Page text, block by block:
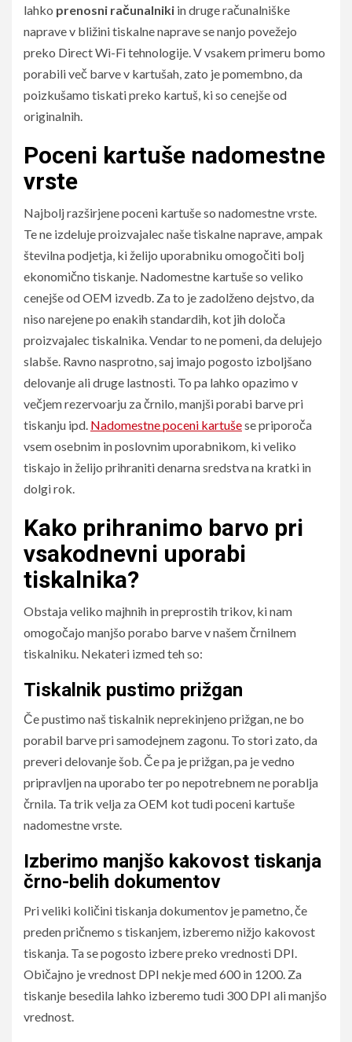
lahko prenosni računalniki in druge računalniške
naprave v bližini tiskalne naprave se nanjo povežejo
preko Direct Wi-Fi tehnologije. V vsakem primeru bomo
porabili več barve v kartušah, zato je pomembno, da
poizkušamo tiskati preko kartuš, ki so cenejše od
originalnih.
Poceni kartuše nadomestne
vrste
Najbolj razširjene poceni kartuše so nadomestne vrste.
Te ne izdeluje proizvajalec naše tiskalne naprave, ampak
številna podjetja, ki želijo uporabniku omogočiti bolj
ekonomično tiskanje. Nadomestne kartuše so veliko
cenejše od OEM izvedb. Za to je zadolženo dejstvo, da
niso narejene po enakih standardih, kot jih določa
proizvajalec tiskalnika. Vendar to ne pomeni, da delujejo
slabše. Ravno nasprotno, saj imajo pogosto izboljšano
delovanje ali druge lastnosti. To pa lahko opazimo v
večjem rezervoarju za črnilo, manjši porabi barve pri
tiskanju ipd. Nadomestne poceni kartušese priporoča
vsem osebnim in poslovnim uporabnikom, ki veliko
tiskajo in želijo prihraniti denarna sredstva na kratki in
dolgi rok.
Kako prihranimo barvo pri
vsakodnevni uporabi
tiskalnika?
Obstaja veliko majhnih in preprostih trikov, ki nam
omogočajo manjšo porabo barve v našem črnilnem
tiskalniku. Nekateri izmed teh so:
Tiskalnik pustimo prižgan
Če pustimo naš tiskalnik neprekinjeno prižgan, ne bo
porabil barve pri samodejnem zagonu. To stori zato, da
preveri delovanje šob. Če pa je prižgan, pa je vedno
pripravljen na uporabo ter po nepotrebnem ne porablja
črnila. Ta trik velja za OEM kot tudi poceni kartuše
nadomestne vrste.
Izberimo manjšo kakovost tiskanja
črno-belih dokumentov
Pri veliki količini tiskanja dokumentov je pametno, če
preden pričnemo s tiskanjem, izberemo nižjo kakovost
tiskanja. Ta se pogosto izbere preko vrednosti DPI.
Običajno je vrednost DPI nekje med 600 in 1200. Za
tiskanje besedila lahko izberemo tudi 300 DPI ali manjšo
vrednost.